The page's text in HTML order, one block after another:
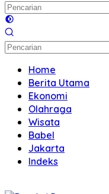
Home
Berita Utama
Ekonomi
Olahraga
Wisata
Babel
Jakarta
Indeks